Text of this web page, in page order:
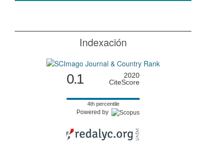
Indexación
0.1
2020
CiteScore
4th percentile
Powered by